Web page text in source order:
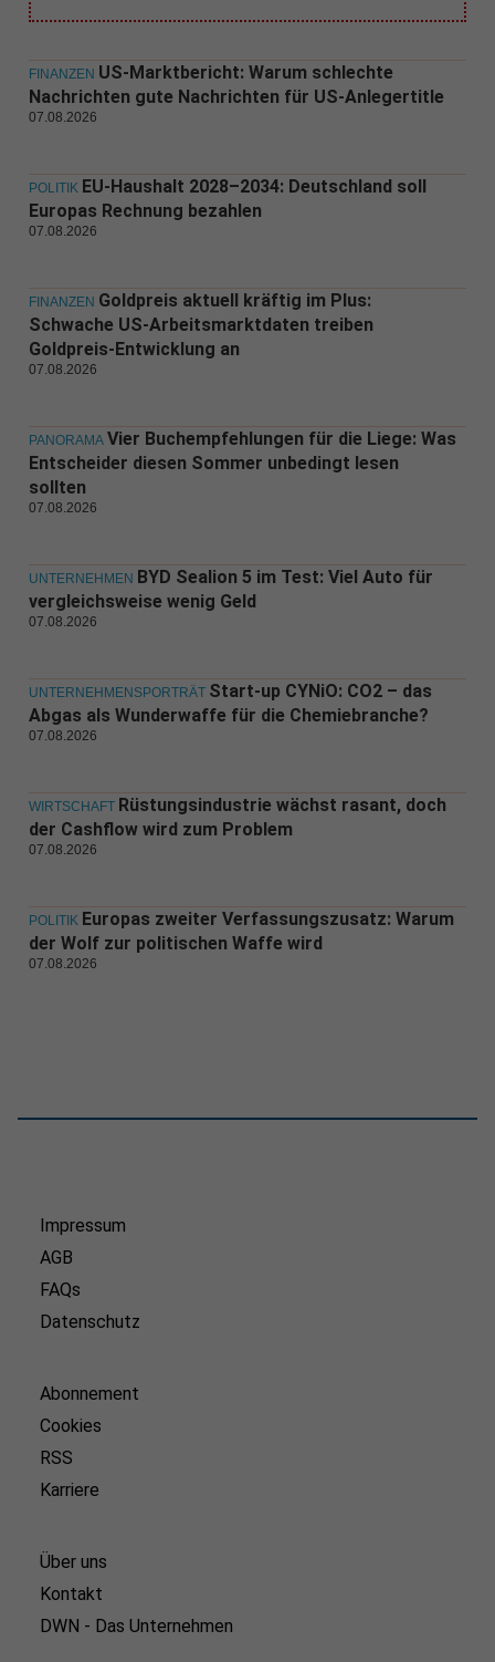
FINANZEN US-Marktbericht: Warum schlechte
Nachrichten gute Nachrichten für US-Anlegertitle
07.08.2026
POLITIK EU-Haushalt 2028–2034: Deutschland soll
Europas Rechnung bezahlen
07.08.2026
FINANZEN Goldpreis aktuell kräftig im Plus:
Schwache US-Arbeitsmarktdaten treiben
Goldpreis-Entwicklung an
07.08.2026
PANORAMA Vier Buchempfehlungen für die Liege: Was
Entscheider diesen Sommer unbedingt lesen
sollten
07.08.2026
UNTERNEHMEN BYD Sealion 5 im Test: Viel Auto für
vergleichsweise wenig Geld
07.08.2026
UNTERNEHMENSPORTRÄT Start-up CYNiO: CO2 – das
Abgas als Wunderwaffe für die Chemiebranche?
07.08.2026
WIRTSCHAFT Rüstungsindustrie wächst rasant, doch
der Cashflow wird zum Problem
07.08.2026
POLITIK Europas zweiter Verfassungszusatz: Warum
der Wolf zur politischen Waffe wird
07.08.2026
Impressum
AGB
FAQs
Datenschutz
Abonnement
Cookies
RSS
Karriere
Über uns
Kontakt
DWN - Das Unternehmen